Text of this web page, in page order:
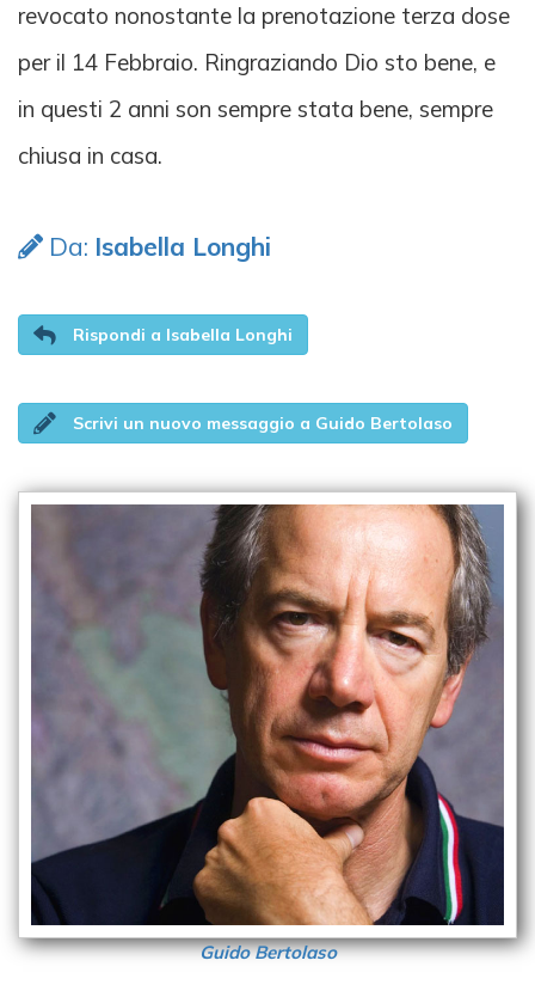
revocato nonostante la prenotazione terza dose
per il 14 Febbraio. Ringraziando Dio sto bene, e
in questi 2 anni son sempre stata bene, sempre
chiusa in casa.
Da: Isabella Longhi
Rispondi a Isabella Longhi
Scrivi un nuovo messaggio a Guido Bertolaso
Guido Bertolaso